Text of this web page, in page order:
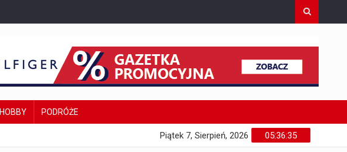
HOBBY PODRÓŻE
05:36:36
Piątek 7, Sierpień, 2026